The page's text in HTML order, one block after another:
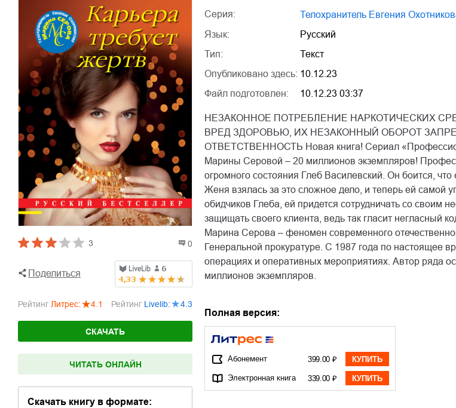
3 0
Поделиться
Рейтинг Литрес: 4.1 Рейтинг Livelib: 4.3
СКАЧАТЬ
ЧИТАТЬ ОНЛАЙН
Скачать книгу в формате:
Серия:
Телохранитель Евгения
Язык:
Русский
Тип:
Текст
Опубликовано здесь: 10.12.23
Файл подготовлен:
10.12.23 03:37
НЕЗАКОННОЕ ПОТРЕБЛЕНИЕ НАРКОТИЧЕСКИХ
ВРЕД ЗДОРОВЬЮ, ИХ НЕЗАКОННЫЙ ОБОРОТ
ОТВЕТСТВЕННОСТЬ Новая книга! Сериал
Марины Серовой – 20 миллионов экземпляров!
огромного состояния Глеб Василевский. Он боится,
Женя взялась за это сложное дело, и теперь ей самой
обидчиков Глеба, ей придется сотрудничать со своим
защищать своего клиента, ведь так гласит негласный
Марина Серова – феномен современного
Генеральной прокуратуре. С 1987 года по настоящее
операциях и оперативных мероприятиях. Автор ряда
миллионов экземпляров.
Полная версия:
Абонемент 399.00 ₽ КУПИТЬ
Электронная книга 339.00 ₽ КУПИТЬ